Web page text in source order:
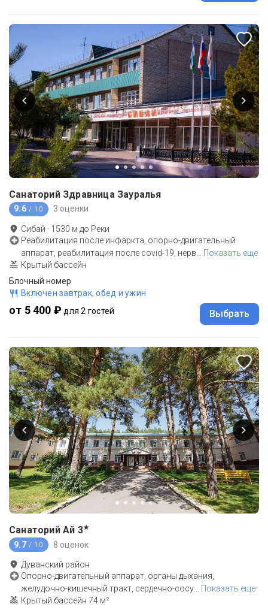
Санаторий Здравница Зауралья
9.6 / 10 3 оценки
Сибай · 1530 м до Реки
Реабилитация после инфаркта, опорно-двигательный
аппарат, реабилитация после covid-19, нерв
Показать еще
Крытый бассейн
Блочный номер
Включен завтрак, обед и ужин
от 5 400 ₽ для 2 гостей Выбрать
Санаторий Ай 3★
9.7 / 10 8 оценок
Дуванский район
Опорно-двигательный аппарат, органы дыхания,
желудочно-кишечный тракт, сердечно-сосу
Показать еще
Крытый бассейн 74 м²